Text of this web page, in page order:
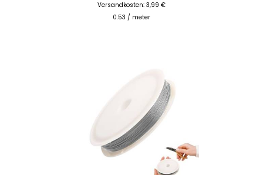
Versandkosten: 3,99 €
0.53 / meter